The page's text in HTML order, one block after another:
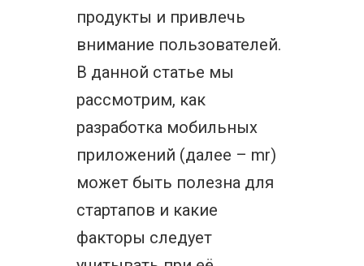
продукты и привлечь
внимание пользователей.
В данной статье мы
рассмотрим, как
разработка мобильных
приложений (далее – mr)
может быть полезна для
стартапов и какие
факторы следует